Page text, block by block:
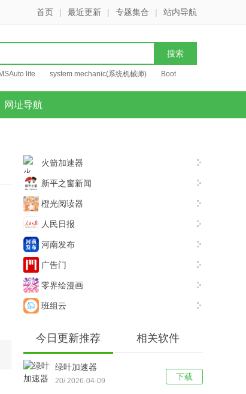
首页 | 最近更新 | 专题集合 | 站内导航
lite system mechanic(系统机械师) Boot
网址导航
火箭加速器
新平之窗新闻
橙光阅读器
人民日报
河南发布
广告门
零界绘漫画
班组云
今日更新推荐 相关软件
下载
绿叶加速器
20/ 2026-04-09